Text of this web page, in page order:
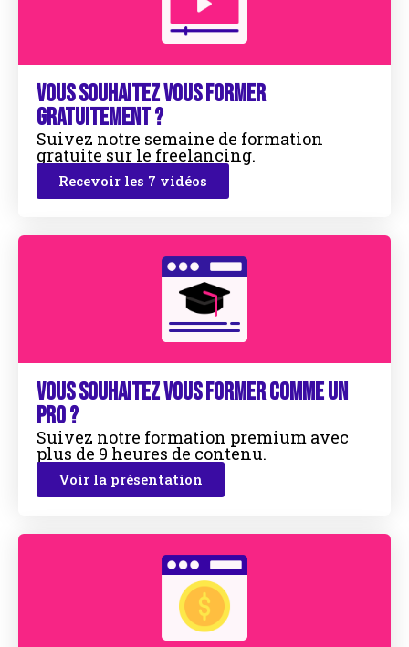
Vous souhaitez vous former
gratuitement ?
Suivez notre semaine de formation
gratuite sur le freelancing.
Recevoir les 7 vidéos
Vous souhaitez vous former comme un
pro ?
Suivez notre formation premium avec
plus de 9 heures de contenu.
Voir la présentation